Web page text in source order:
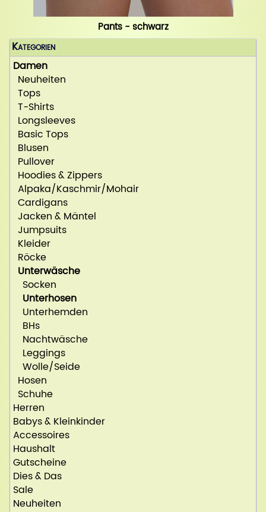
Pants - schwarz
Kategorien
Damen
Neuheiten
Tops
T-Shirts
Longsleeves
Basic Tops
Blusen
Pullover
Hoodies & Zippers
Alpaka/Kaschmir/Mohair
Cardigans
Jacken & Mäntel
Jumpsuits
Kleider
Röcke
Unterwäsche
Socken
Unterhosen
Unterhemden
BHs
Nachtwäsche
Leggings
Wolle/Seide
Hosen
Schuhe
Herren
Babys & Kleinkinder
Accessoires
Haushalt
Gutscheine
Dies & Das
Sale
Neuheiten